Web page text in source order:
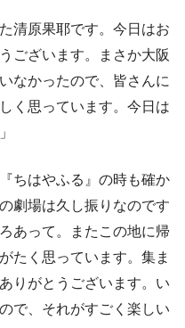
清原果耶です。今日はお
ございます。まさか大阪
なかったので、皆さんに
く思っています。今日は
ちはやふる』の時も確か
劇場は久し振りなのです
あって。またこの地に帰
たく思っています。集ま
りがとうございます。い
で、それがすごく楽しい